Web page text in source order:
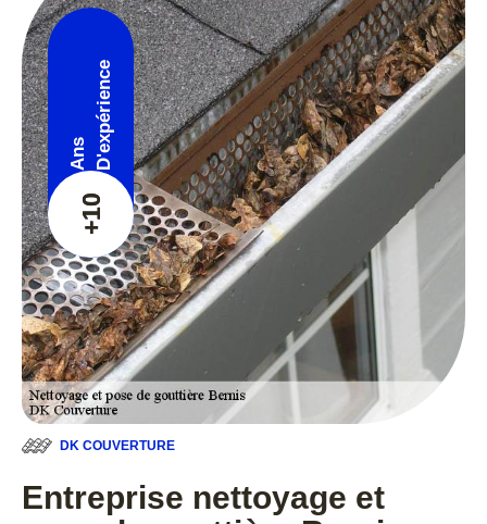
+10
Ans D'expérience
DK COUVERTURE
Entreprise nettoyage et